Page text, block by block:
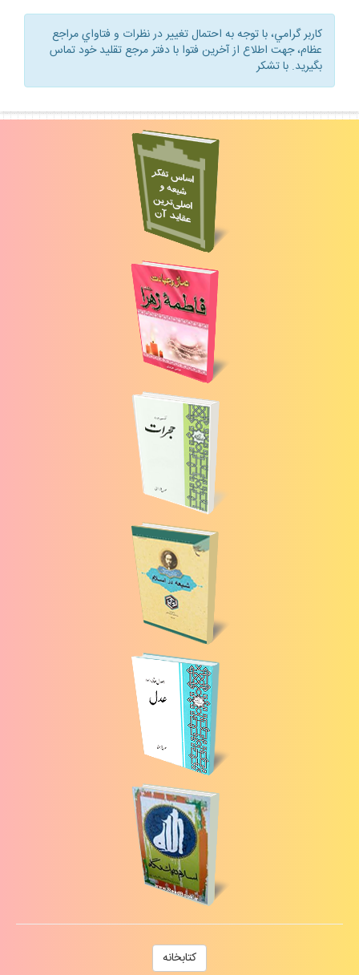
كاربر گرامي، با توجه به احتمال تغيير در نظرات و فتاواي مراجع
عظام، جهت اطلاع از آخرين فتوا با دفتر مرجع تقليد خود تماس
بگيريد. با تشكر
كتابخانه